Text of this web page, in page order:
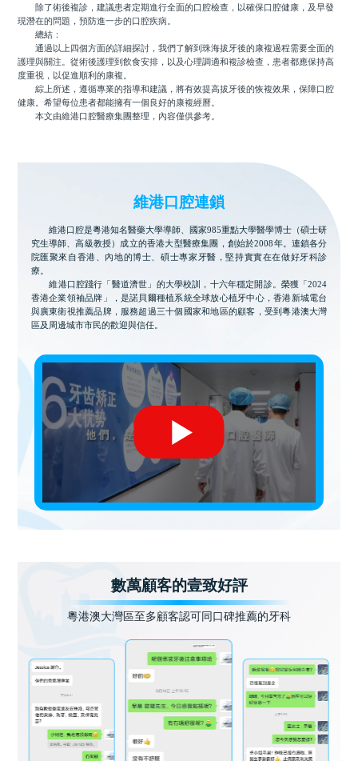
除了術後複診，建議患者定期進行全面的口腔檢查，以確保口腔健康，及早發
現潛在的問題，預防進一步的口腔疾病。
總結：
通過以上四個方面的詳細探討，我們了解到珠海拔牙後的康複過程需要全面的
護理與關注。從術後護理到飲食安排，以及心理調適和複診檢查，患者都應保持高
度重視，以促進順利的康複。
綜上所述，遵循專業的指導和建議，將有效提高拔牙後的恢複效果，保障口腔
健康。希望每位患者都能擁有一個良好的康複經曆。
本文由維港口腔醫療集團整理，內容僅供參考。
維港口腔連鎖
維港口腔是粵港知名醫藥大學導師、國家985重點大學醫學博士（碩士研
究生導師、高級教授）成立的香港大型醫療集團，創始於2008年。連鎖各分
院匯聚來自香港、內地的博士、碩士專家牙醫，堅持實實在在做好牙科診
療。
維港口腔踐行「醫道濟世」的大學校訓，十六年穩定開診。榮獲「2024
香港企業領袖品牌」，是諾貝爾種植系統全球放心植牙中心，香港新城電台
與廣東衛視推薦品牌，服務超過三十個國家和地區的顧客，受到粵港澳大灣
區及周邊城市市民的歡迎與信任。
數萬顧客的壹致好評
粵港澳大灣區至多顧客認可同口碑推薦的牙科